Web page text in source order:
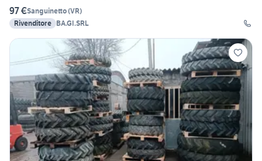
97 €Sanguinetto(VR)
Rivenditore BA.GI.SRL